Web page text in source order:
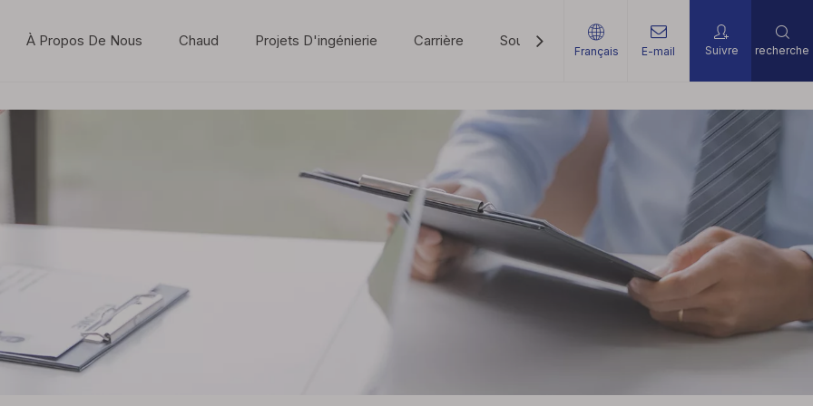
À Propos De Nous Chaud Projets D'ingénierie Carrière Soutien Nouvelles Contactez-Nous
Français E-mail Suivre recherche